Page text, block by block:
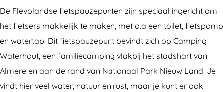
t
s
p
a
u
z
i
e
t
s
p
a
i
e
t
s
p
a
De Flevolandse fietspauzepunten zijn speciaal ingericht om
het fietsers makkelijk te maken, met o.a een toilet, fietspomp
en watertap. Dit fietspauzepunt bevindt zich op Camping
Waterhout, een familiecamping vlakbij het stadshart van
Almere en aan de rand van Nationaal Park Nieuw Land. Je
vindt hier veel water, natuur en rust, maar je kunt er ook